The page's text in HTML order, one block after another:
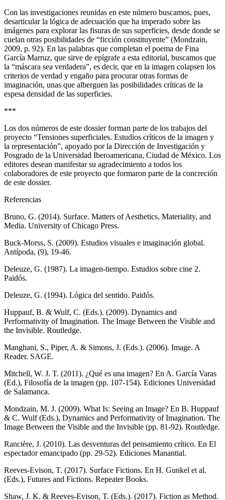
Con las investigaciones reunidas en este número buscamos, pues,
desarticular la lógica de adecuación que ha imperado sobre las
imágenes para explorar las fisuras de sus superficies, desde donde se
cuelan otras posibilidades de “ficción constituyente” (Mondzain,
2009, p. 92). En las palabras que completan el poema de Fina
García Marruz, que sirve de epígrafe a esta editorial, buscamos que
la “máscara sea verdadera”, es decir, que en la imagen colapsen los
criterios de verdad y engaño para procurar otras formas de
imaginación, unas que alberguen las posibilidades críticas de la
espesa densidad de las superficies.
***
Los dos números de este dossier forman parte de los trabajos del
proyecto “Tensiones superficiales. Estudios críticos de la imagen y
la representación”, apoyado por la Dirección de Investigación y
Posgrado de la Universidad Iberoamericana, Ciudad de México. Los
editores desean manifestar su agradecimiento a todos los
colaboradores de este proyecto que formaron parte de la concreción
de este dossier.
Referencias
Bruno, G. (2014). Surface. Matters of Aesthetics, Materiality, and
Media. University of Chicago Press.
Buck-Morss, S. (2009). Estudios visuales e imaginación global.
Antípoda, (9), 19-46.
Deleuze, G. (1987). La imagen-tiempo. Estudios sobre cine 2.
Paidós.
Deleuze, G. (1994). Lógica del sentido. Paidós.
Huppauf, B. & Wulf, C. (Eds.). (2009). Dynamics and
Performativity of Imagination. The Image Between the Visible and
the Invisible. Routledge.
Manghani, S., Piper, A. & Simons, J. (Eds.). (2006). Image. A
Reader. SAGE.
Mitchell, W. J. T. (2011). ¿Qué es una imagen? En A. García Varas
(Ed.), Filosofía de la imagen (pp. 107-154). Ediciones Universidad
de Salamanca.
Mondzain, M. J. (2009). What Is: Seeing an Image? En B. Huppauf
& C. Wulf (Eds.), Dynamics and Performativity of Imagination. The
Image Between the Visible and the Invisible (pp. 81-92). Routledge.
Rancière, J. (2010). Las desventuras del pensamiento crítico. En El
espectador emancipado (pp. 29-52). Ediciones Manantial.
Reeves-Evison, T. (2017). Surface Fictions. En H. Gunkel et al.
(Eds.), Futures and Fictions. Repeater Books.
Shaw, J. K. & Reeves-Evison, T. (Eds.). (2017). Fiction as Method.